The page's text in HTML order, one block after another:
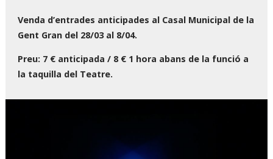
Venda d’entrades anticipades al Casal Municipal de la
Gent Gran del 28/03 al 8/04.
Preu: 7 € anticipada / 8 € 1 hora abans de la funció a
la taquilla del Teatre.